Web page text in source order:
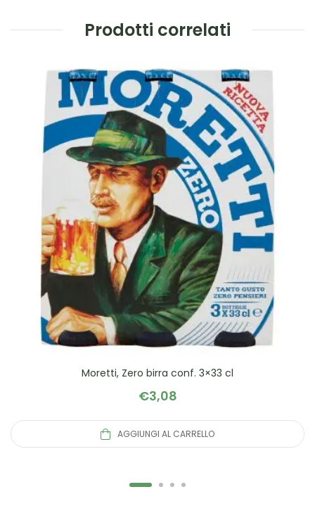
Prodotti correlati
Moretti, Zero birra conf. 3×33 cl
€3,08
AGGIUNGI AL CARRELLO